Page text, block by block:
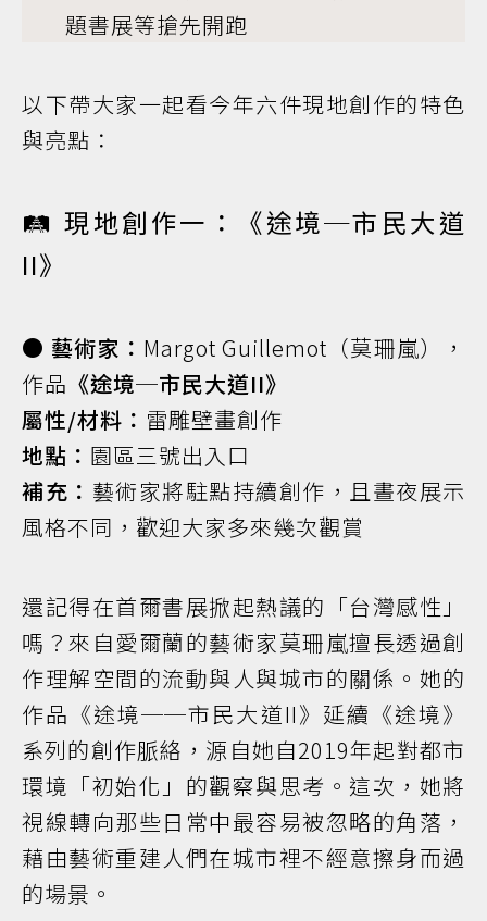
題書展等搶先開跑
以下帶大家一起看今年六件現地創作的特色
與亮點：
🛤️ 現地創作一：《途境─市民大道
II》
● 藝術家： Margot Guillemot（莫珊嵐），
作品 《途境─市民大道II》
屬性/材料： 雷雕壁畫創作
地點： 園區三號出入口
補充： 藝術家將駐點持續創作，且晝夜展示
風格不同，歡迎大家多來幾次觀賞
還記得在首爾書展掀起熱議的「台灣感性」
嗎？來自愛爾蘭的藝術家莫珊嵐擅長透過創
作理解空間的流動與人與城市的關係。她的
作品《途境──市民大道II》延續《途境》
系列的創作脈絡，源自她自2019年起對都市
環境「初始化」的觀察與思考。這次，她將
視線轉向那些日常中最容易被忽略的角落，
藉由藝術重建人們在城市裡不經意擦身而過
的場景。